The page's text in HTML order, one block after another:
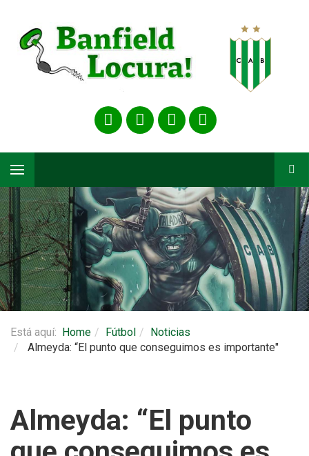
Está aquí: Home Fútbol
Noticias
Almeyda: “El punto que conseguimos es importante"
Almeyda: “El punto